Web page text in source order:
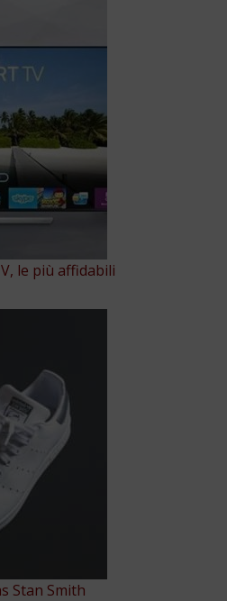
le più affidabili
Stan Smith